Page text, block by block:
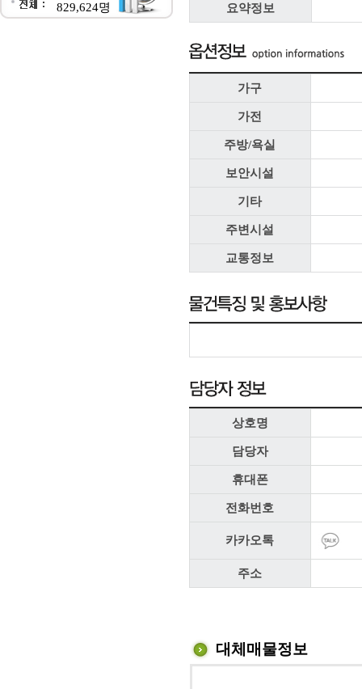
829,624명
요약정보
가구
가전
주방/욕실
보안시설
기타
주변시설
교통정보
상호명
담당자
휴대폰
전화번호
카카오톡
주소
대체매물정보